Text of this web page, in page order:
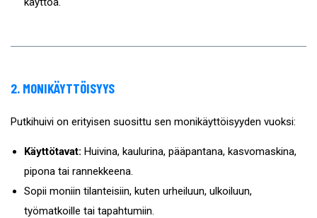
2. MONIKÄYTTÖISYYS
Putkihuivi on erityisen suosittu sen monikäyttöisyyden vuoksi:
Käyttötavat: Huivina, kaulurina, pääpantana, kasvomaskina,
pipona tai rannekkeena.
Sopii moniin tilanteisiin, kuten urheiluun, ulkoiluun,
työmatkoille tai tapahtumiin.